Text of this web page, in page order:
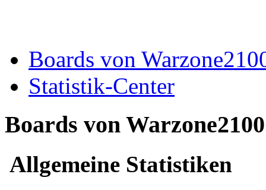
Boards von
Statistik-Center
Boards von
Allgemeine Statistiken